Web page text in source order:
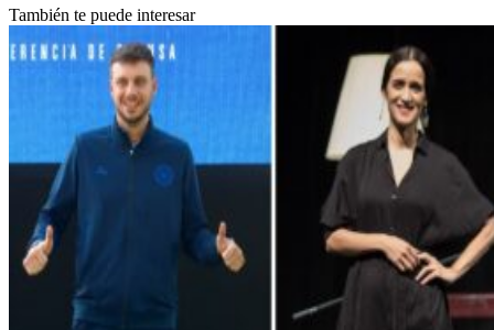
También te puede interesar